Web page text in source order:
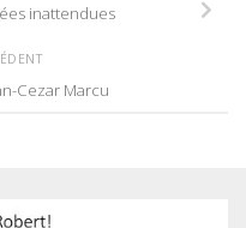
inattendues
Cezar Marcu